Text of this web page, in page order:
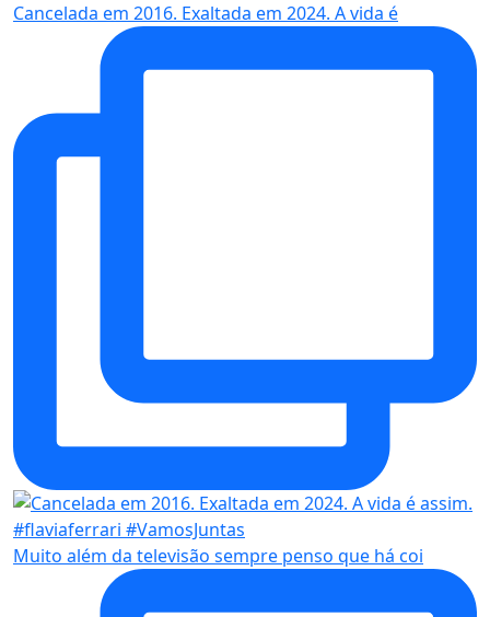
Cancelada em 2016. Exaltada em 2024. A vida é
Muito além da televisão sempre penso que há coi